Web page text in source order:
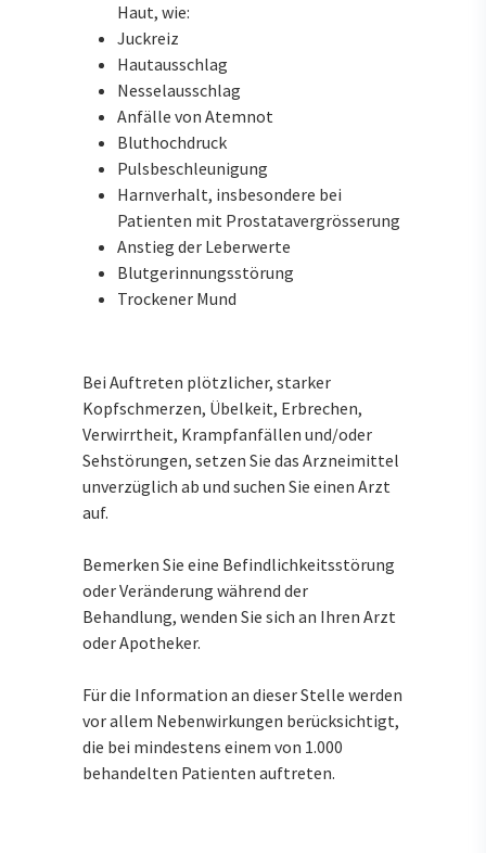
Haut, wie:
Juckreiz
Hautausschlag
Nesselausschlag
Anfälle von Atemnot
Bluthochdruck
Pulsbeschleunigung
Harnverhalt, insbesondere bei
Patienten mit Prostatavergrösserung
Anstieg der Leberwerte
Blutgerinnungsstörung
Trockener Mund
Bei Auftreten plötzlicher, starker
Kopfschmerzen, Übelkeit, Erbrechen,
Verwirrtheit, Krampfanfällen und/oder
Sehstörungen, setzen Sie das Arzneimittel
unverzüglich ab und suchen Sie einen Arzt
auf.
Bemerken Sie eine Befindlichkeitsstörung
oder Veränderung während der
Behandlung, wenden Sie sich an Ihren Arzt
oder Apotheker.
Für die Information an dieser Stelle werden
vor allem Nebenwirkungen berücksichtigt,
die bei mindestens einem von 1.000
behandelten Patienten auftreten.